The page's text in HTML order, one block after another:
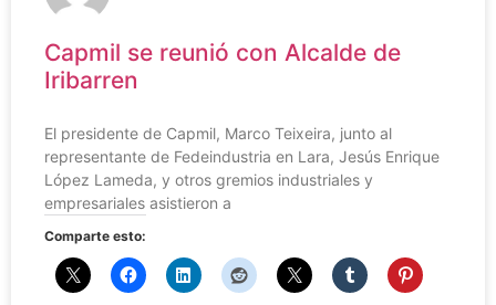
Capmil se reunió con Alcalde de
Iribarren
El presidente de Capmil, Marco Teixeira, junto al
representante de Fedeindustria en Lara, Jesús Enrique
López Lameda, y otros gremios industriales y
empresariales asistieron a
Comparte esto: